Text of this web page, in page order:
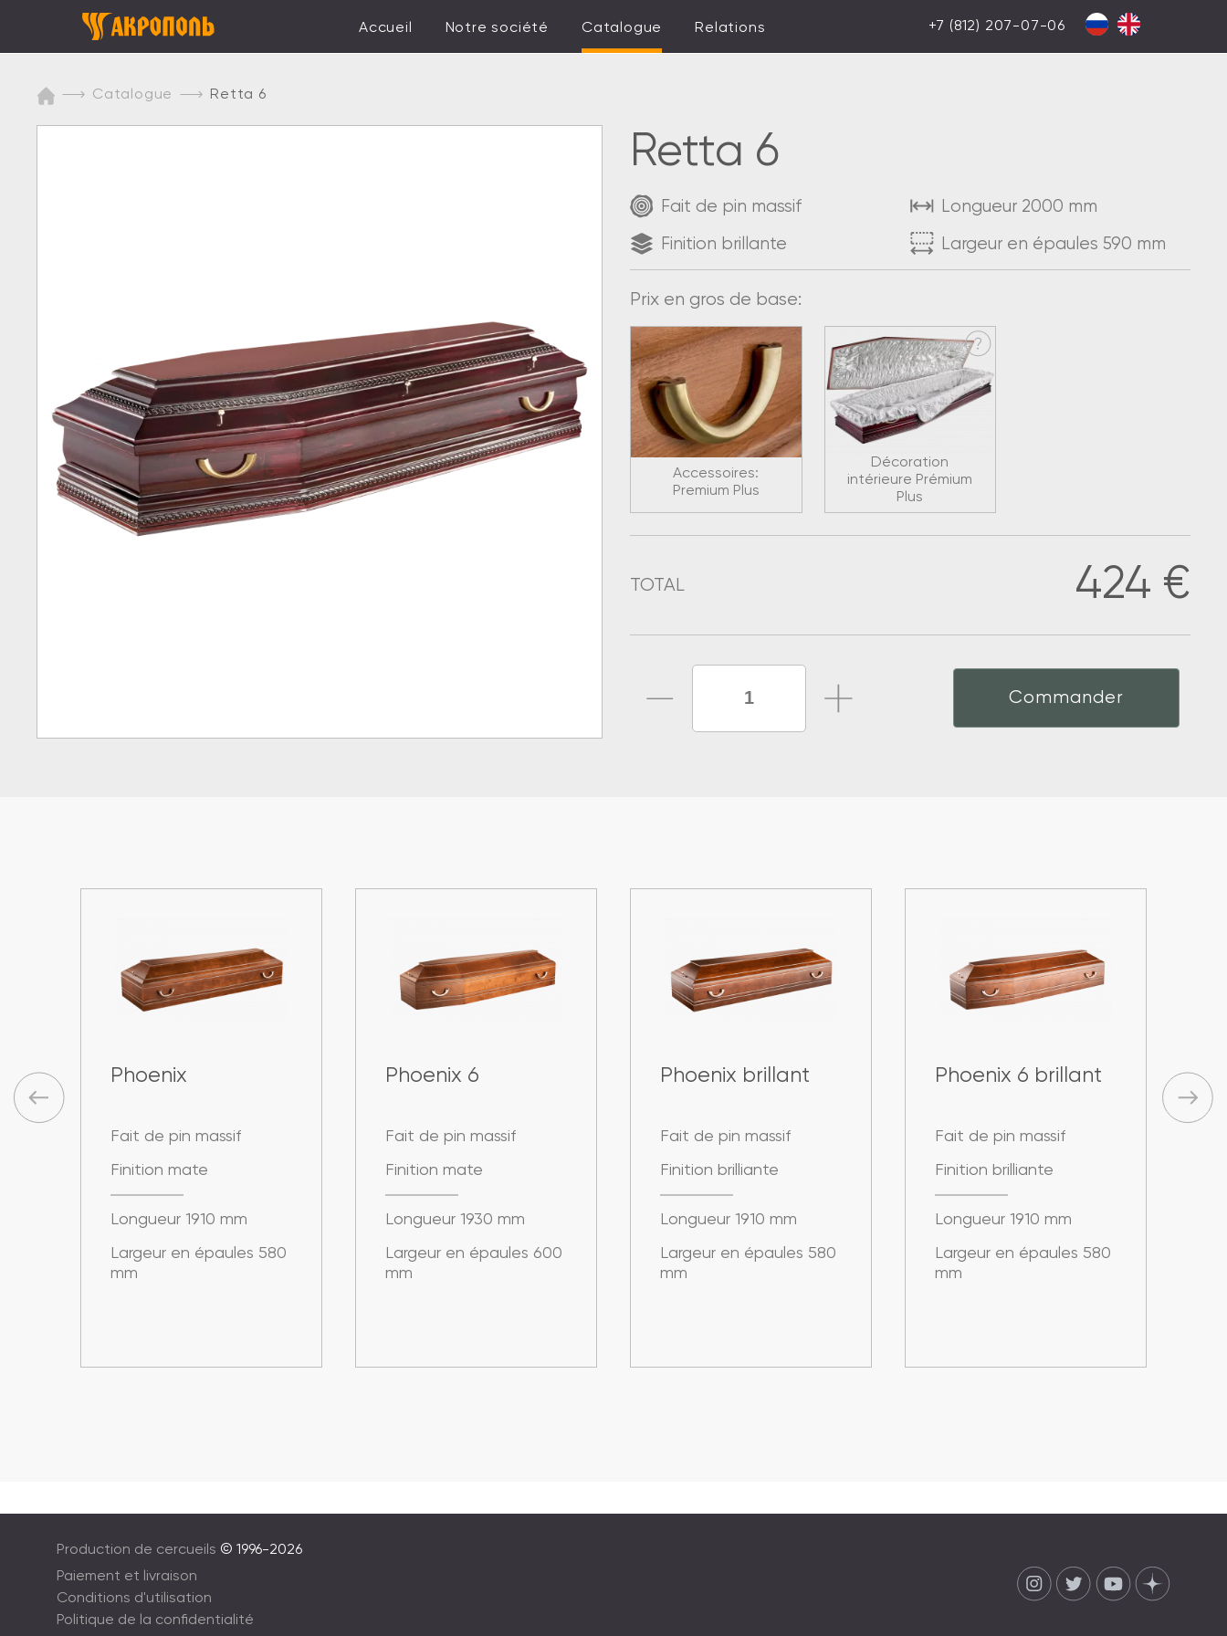
Accueil Notre société Catalogue Relations +7 (812) 207-07-06
Catalogue Retta 6
Retta 6
Fait de pin massif Longueur 2000 mm
Finition brillante Largeur en épaules 590 mm
Prix en gros de base:
Accessoires:
Premium Plus
Décoration
intérieure Prémium
Plus
TOTAL 424 €
Commander
Phoenix
Fait de pin massif
Finition mate
Longueur 1910 mm
Largeur en épaules 580
mm
Phoenix 6
Fait de pin massif
Finition mate
Longueur 1930 mm
Largeur en épaules 600
mm
Phoenix brillant
Fait de pin massif
Finition brilliante
Longueur 1910 mm
Largeur en épaules 580
mm
Phoenix 6 brillant
Fait de pin massif
Finition brilliante
Longueur 1910 mm
Largeur en épaules 580
mm
Production de cercueils © 1996-2026
Paiement et livraison
Conditions d'utilisation
Politique de la confidentialité